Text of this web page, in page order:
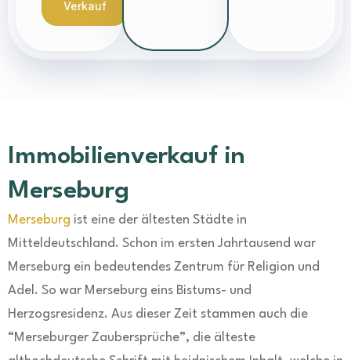
Verkauf
Immobilienverkauf in
Merseburg
Merseburg ist eine der ältesten Städte in
Mitteldeutschland. Schon im ersten Jahrtausend war
Merseburg ein bedeutendes Zentrum für Religion und
Adel. So war Merseburg eins Bistums- und
Herzogsresidenz. Aus dieser Zeit stammen auch die
“Merseburger Zaubersprüche”, die älteste